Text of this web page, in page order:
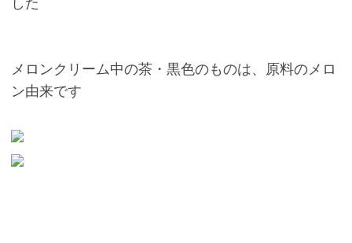
メロンクリーム中の茶・黒色のものは、原料のメロ
ン由来です